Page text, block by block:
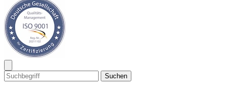
Suchen